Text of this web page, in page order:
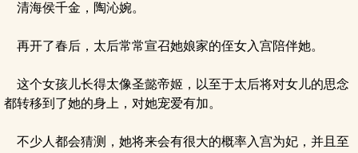
清海侯千金，陶沁婉。
再开了春后，太后常常宣召她娘家的侄女入宫陪伴她。
这个女孩儿长得太像圣懿帝姬，以至于太后将对女儿的思念
都转移到了她的身上，对她宠爱有加。
不少人都会猜测，她将来会有很大的概率入宫为妃，并且至